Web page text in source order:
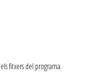
fitxers del programa.